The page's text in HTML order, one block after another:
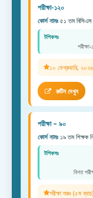
পরীক্ষা-১২০
কোর্স নামঃ ৫১ তম বিসিএস
টপিকসঃ
১০ ফেব্রুয়ারি, ২০২৬
রুটিন দেখুন
পরীক্ষা – ৯০
কোর্স নামঃ ১৯ তম শিক্ষক
টপিকসঃ
বিগত
পরীক্ষা শুরুঃ (৫ম